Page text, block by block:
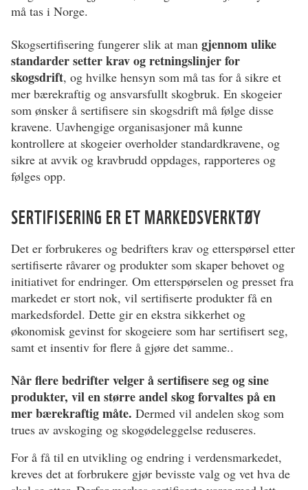
må tas i Norge.
Skogsertifisering fungerer slik at man gjennom ulike
standarder setter krav og retningslinjer for
skogsdrift, og hvilke hensyn som må tas for å sikre et
mer bærekraftig og ansvarsfullt skogbruk. En skogeier
som ønsker å sertifisere sin skogsdrift må følge disse
kravene. Uavhengige organisasjoner må kunne
kontrollere at skogeier overholder standardkravene, og
sikre at avvik og kravbrudd oppdages, rapporteres og
følges opp.
SERTIFISERING ER ET MARKEDSVERKTØY
Det er forbrukeres og bedrifters krav og etterspørsel etter
sertifiserte råvarer og produkter som skaper behovet og
initiativet for endringer. Om etterspørselen og presset fra
markedet er stort nok, vil sertifiserte produkter få en
markedsfordel. Dette gir en ekstra sikkerhet og
økonomisk gevinst for skogeiere som har sertifisert seg,
samt et insentiv for flere å gjøre det samme..
Når flere bedrifter velger å sertifisere seg og sine
produkter, vil en større andel skog forvaltes på en
mer bærekraftig måte. Dermed vil andelen skog som
trues av avskoging og skogødeleggelse reduseres.
For å få til en utvikling og endring i verdensmarkedet,
kreves det at forbrukere gjør bevisste valg og vet hva de